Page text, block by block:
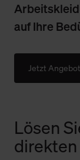
auf Ihre
Jetzt
Lösen